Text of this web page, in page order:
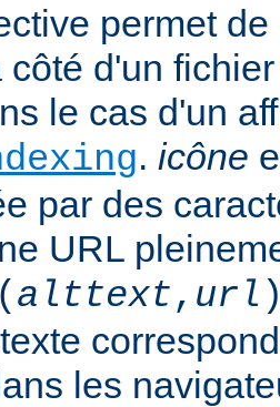
permet
côté d'un
le cas d'un
. icône
par des
URL
( alttext, url
les